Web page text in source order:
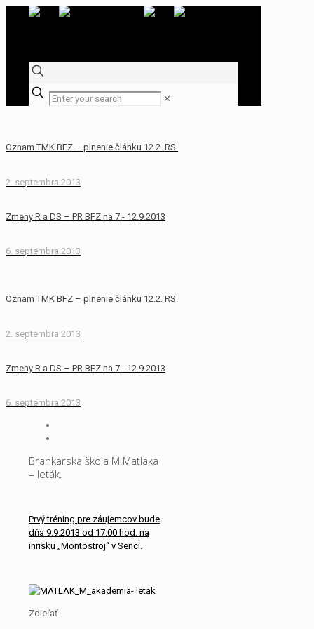
✕
Oznam TMK BFZ – plnenie článku 12.2. RS.
2. septembra 2013
Zmeny R a DS – PR BFZ na 7.- 12.9.2013
6. septembra 2013
Oznam TMK BFZ – plnenie článku 12.2. RS.
2. septembra 2013
Zmeny R a DS – PR BFZ na 7.- 12.9.2013
6. septembra 2013
Brankárska škola M.Matláka
– leták.
Prvý tréning pre záujemcov bude
dňa 9.9.2013 od 17:00 hod. na
ihrisku „Montostroj“ v Senci.
Zdieľať